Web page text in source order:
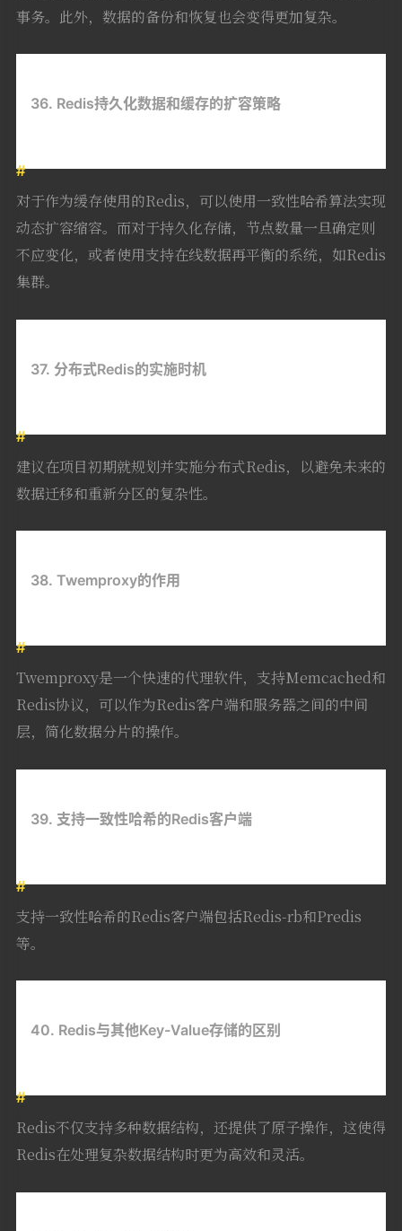
事务。此外，数据的备份和恢复也会变得更加复杂。
36. Redis持久化数据和缓存的扩容策略
对于作为缓存使用的Redis，可以使用一致性哈希算法实现
动态扩容缩容。而对于持久化存储，节点数量一旦确定则
不应变化，或者使用支持在线数据再平衡的系统，如Redis
集群。
37. 分布式Redis的实施时机
建议在项目初期就规划并实施分布式Redis，以避免未来的
数据迁移和重新分区的复杂性。
38. Twemproxy的作用
Twemproxy是一个快速的代理软件，支持Memcached和
Redis协议，可以作为Redis客户端和服务器之间的中间
层，简化数据分片的操作。
39. 支持一致性哈希的Redis客户端
支持一致性哈希的Redis客户端包括Redis-rb和Predis
等。
40. Redis与其他Key-Value存储的区别
Redis不仅支持多种数据结构，还提供了原子操作，这使得
Redis在处理复杂数据结构时更为高效和灵活。